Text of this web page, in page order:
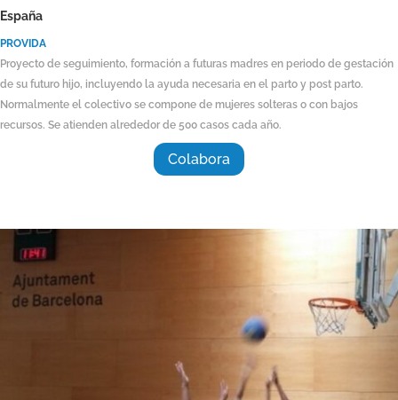
España
PROVIDA
Proyecto de seguimiento, formación a futuras madres en periodo de gestación
de su futuro hijo, incluyendo la ayuda necesaria en el parto y post parto.
Normalmente el colectivo se compone de mujeres solteras o con bajos
recursos. Se atienden alrededor de 500 casos cada año.
Colabora